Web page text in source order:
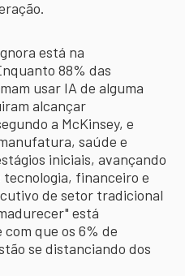
está na
88% das
usar IA de alguma
alcançar
a McKinsey, e
saúde e
iniciais, avançando
financeiro e
de setor tradicional
está
que os 6% de
se distanciando dos